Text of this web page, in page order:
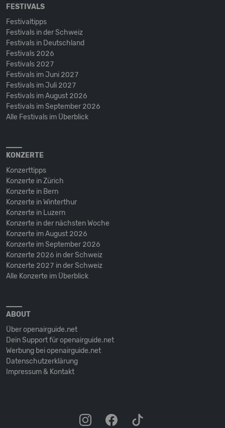
FESTIVALS
Festivaltipps
Festivals in der Schweiz
Festivals in Deutschland
Festivals 2026
Festivals 2027
Festivals im Juni 2027
Festivals im Juli 2027
Festivals im August 2026
Festivals im September 2026
Alle Festivals im Überblick
KONZERTE
Konzerttipps
Konzerte in Zürich
Konzerte in Bern
Konzerte in Winterthur
Konzerte in Luzern
Konzerte in der nächsten Woche
Konzerte im August 2026
Konzerte im September 2026
Konzerte 2026 in der Schweiz
Konzerte 2027 in der Schweiz
Alle Konzerte im Überblick
ABOUT
Über openairguide.net
Dein Support für openairguide.net
Werbung bei openairguide.net
Datenschutz­erklärung
Impressum & Kontakt